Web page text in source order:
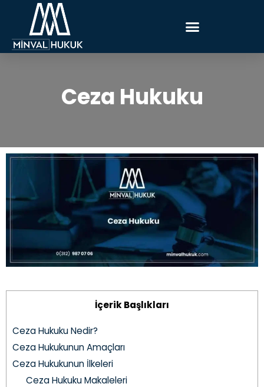
Ceza Hukuku
İçerik Başlıkları
Ceza Hukuku Nedir?
Ceza Hukukunun Amaçları
Ceza Hukukunun İlkeleri
Ceza Hukuku Makaleleri